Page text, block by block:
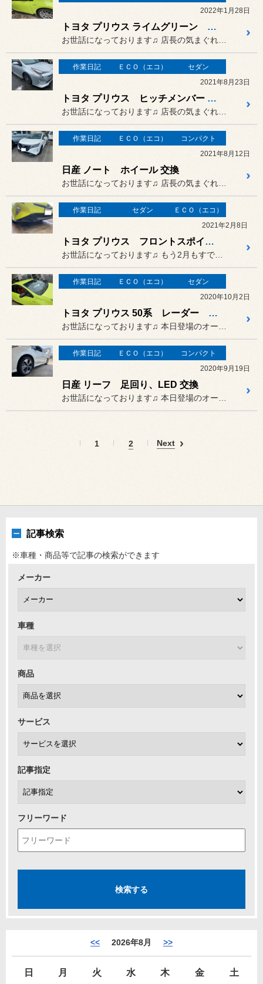
2022年1月28日
トヨタ プリウス ライムグリーン シートカバー 交換
作業日記 ＥＣＯ（エコ）
セダン
2021年8月23日
トヨタ プリウス ヒッチメンバー 取付
作業日記 ＥＣＯ（エコ）
コンパクト
2021年8月12日
日産 ノート ホイール 交換
作業日記 セダン
ＥＣＯ（エコ）
2021年2月8日
トヨタ プリウス フロントスポイラー 装着
作業日記 ＥＣＯ（エコ）
セダン
2020年10月2日
トヨタ プリウス 50系 レーダー ルーフラッピング
作業日記 ＥＣＯ（エコ）
コンパクト
2020年9月19日
日産 リーフ 足回り、LED 交換
1 2 Next
記事検索
※車種・商品等で記事の検索ができます
メーカー
車種
商品
サービス
記事指定
フリーワード
<< 2026年8月 >>
日 月 火 水 木 金 土